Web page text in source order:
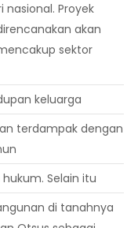
Proyek
akan
sektor
keluarga
terdampak dengan
Selain itu
di tanahnya